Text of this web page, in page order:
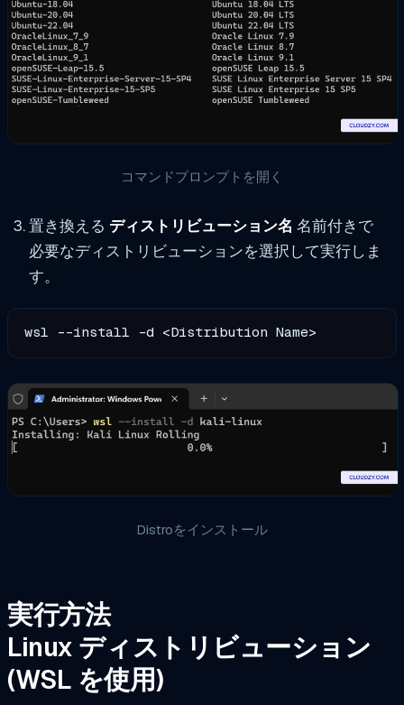
コマンドプロンプトを開く
置き換える ディストリビューション名 名前付きで
必要なディストリビューションを選択して実行しま
す。
wsl --install -d <Distribution Name>
Distroをインストール
実行方法
Linux ディストリビューション
(WSL を使用)